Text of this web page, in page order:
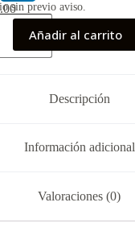
sin previo aviso.
Añadir al carrito
Descripción
Información adicional
Valoraciones (0)